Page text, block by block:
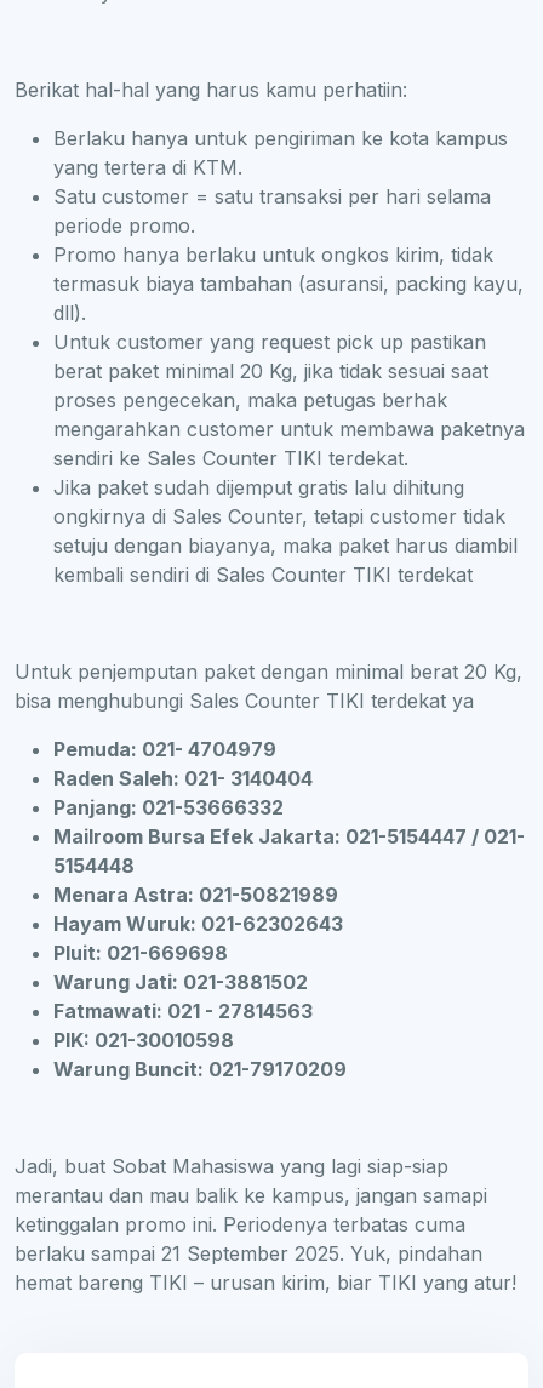
Berikat hal-hal yang harus kamu perhatiin:
Berlaku hanya untuk pengiriman ke kota kampus
yang tertera di KTM.
Satu customer = satu transaksi per hari selama
periode promo.
Promo hanya berlaku untuk ongkos kirim, tidak
termasuk biaya tambahan (asuransi, packing kayu,
dll).
Untuk customer yang request pick up pastikan
berat paket minimal 20 Kg, jika tidak sesuai saat
proses pengecekan, maka petugas berhak
mengarahkan customer untuk membawa paketnya
sendiri ke Sales Counter TIKI terdekat.
Jika paket sudah dijemput gratis lalu dihitung
ongkirnya di Sales Counter, tetapi customer tidak
setuju dengan biayanya, maka paket harus diambil
kembali sendiri di Sales Counter TIKI terdekat
Untuk penjemputan paket dengan minimal berat 20 Kg,
bisa menghubungi Sales Counter TIKI terdekat ya
Pemuda: 021- 4704979
Raden Saleh: 021- 3140404
Panjang: 021-53666332
Mailroom Bursa Efek Jakarta: 021-5154447 / 021-
5154448
Menara Astra: 021-50821989
Hayam Wuruk: 021-62302643
⁠Pluit: 021-669698
Warung Jati: 021-3881502
Fatmawati: 021 - 27814563
PIK: 021-30010598
Warung Buncit: 021-79170209
Jadi, buat Sobat Mahasiswa yang lagi siap-siap
merantau dan mau balik ke kampus, jangan samapi
ketinggalan promo ini. Periodenya terbatas cuma
berlaku sampai 21 September 2025. Yuk, pindahan
hemat bareng TIKI – urusan kirim, biar TIKI yang atur!